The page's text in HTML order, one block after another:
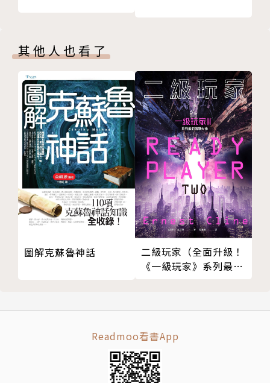
送走了夏天，大學即將舉行學園祭，排球同好會的主將
找上史彌，希望能到「金曜堂」見習書店咖啡廳的工
作。約定的當日，主將帶來一名同伴——社團的王牌選
手，兩人勢如水火，但又似乎很在意對方，究竟是怎麼
回事？
微涼的秋天彷彿喚起了人心對溫暖情感的渴望，「金曜
堂」見證這段特別的友誼後，沒有「服務券」就無法與
母親往來的兒子、離婚後遭女兒拒絕見面的父親，接連
到來。甚至槇乃與史彌到東京參加書展活動，偶遇長年
為史彌父親工作的「知海書房」店長，她也意外吐露埋
藏心底的一樁因緣……
最後，迷惘的他們能在嚮往的目的地下車嗎？
為了迎接學園祭，排球同好會向「金曜堂」提出請求，
其他人也看了
圖解克蘇魯神話
二級玩家（全面升級！
《一級玩家》系列最新
Readmoo看書App